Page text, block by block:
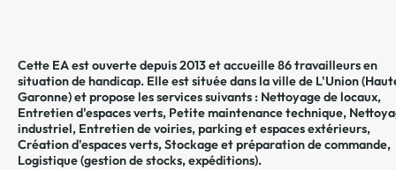
Cette EA est ouverte depuis 2013 et accueille 86 travailleurs en
situation de handicap. Elle est située dans la ville de L'Union(
Garonne) et propose les services suivants : Nettoyage de locaux,
Entretien d'espaces verts, Petite maintenance technique,
industriel, Entretien de voiries, parking et espaces extérieurs,
Création d'espaces verts,Stockage et préparation de commande,
Logistique (gestion de stocks, expéditions).